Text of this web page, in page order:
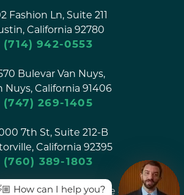
Fashion Ln, Suite 211
California 92780
(714) 942-0553
Bulevar Van Nuys,
Nuys, California 91406
(747) 269-1405
7th St, Suite 212-B
California 92395
(760) 389-1803
Avenue, Suite #105
How can I help you?